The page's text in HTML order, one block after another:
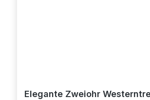
Elegante Zweiohr